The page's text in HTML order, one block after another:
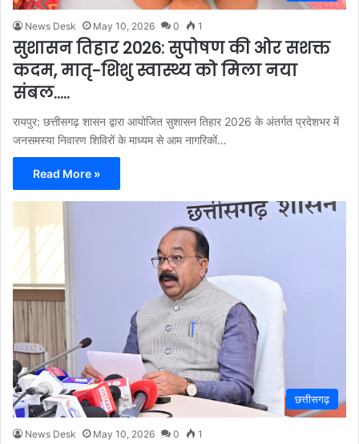
News Desk May 10, 2026 0 1
सुशासन तिहार 2026: सुपोषण की ओर सशक्त
कदम, मातृ-शिशु स्वास्थ्य को मिला नया
संबल…..
रायपुर: छत्तीसगढ़ शासन द्वारा आयोजित सुशासन तिहार 2026 के अंतर्गत प्रदेशभर में
जनसमस्या निवारण शिविरों के माध्यम से आम नागरिकों…
Read More »
छत्तीसगढ़
News Desk May 10, 2026 0 1